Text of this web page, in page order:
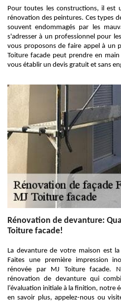
Pour toutes les constructions, il est
rénovation des peintures. Ces types
souvent endommagés par les
s'adresser à un professionnel pour
vous proposons de faire appel à un
Toiture facade peut prendre en
vous établir un devis gratuit et sans
Rénovation de devanture:
Toiture facade!
La devanture de votre maison est
Faites une première impression
rénovée par MJ Toiture facade.
rénovation de devanture qui
l’évaluation initiale à la finition, notre
en savoir plus, appelez-nous ou